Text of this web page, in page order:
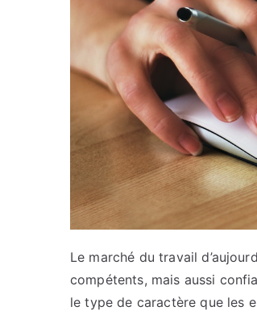
Le marché du travail
compétents, mais aussi
le type de caractère que les